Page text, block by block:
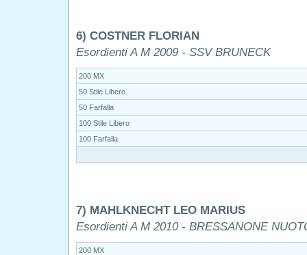
6) COSTNER FLORIAN
Esordienti A M 2009 - SSV BRUNECK
200 MX
50 Stile Libero
50 Farfalla
100 Stile Libero
100 Farfalla
7) MAHLKNECHT LEO MARIUS
Esordienti A M 2010 - BRESSANONE
200 MX